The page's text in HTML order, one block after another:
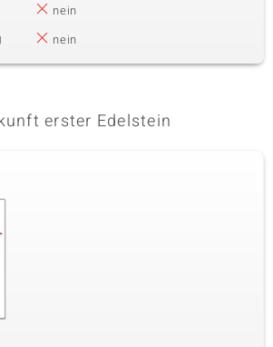
nein
nein
erster Edelstein